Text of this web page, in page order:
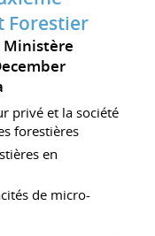
Forestier
Ministère
privé et la société
forestières
en
de micro-